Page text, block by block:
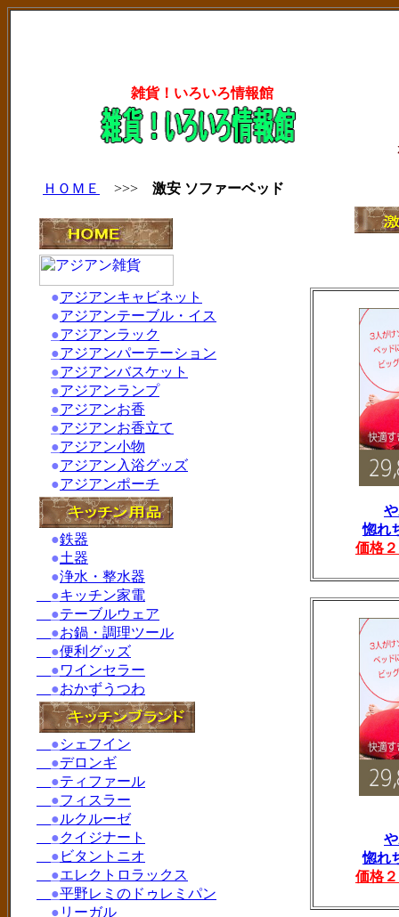
雑貨！いろいろ情報館
ＨＯＭＥ >>> 激安 ソファーベッド
惚れ
価格
惚れ
価格
●アジアンキャビネット
●アジアンテーブル・イス
●アジアンラック
●アジアンパーテーション
●アジアンバスケット
●アジアンランプ
●アジアンお香
●アジアンお香立て
●アジアン小物
●アジアン入浴グッズ
●アジアンポーチ
●鉄器
●土器
●浄水・整水器
●キッチン家電
●テーブルウェア
●お鍋・調理ツール
●便利グッズ
●ワインセラー
●おかずうつわ
●シェフイン
●デロンギ
●ティファール
●フィスラー
●ルクルーゼ
●クイジナート
● ビタントニオ
●エレクトロラックス
●平野レミのドゥレミパン
● リーガル